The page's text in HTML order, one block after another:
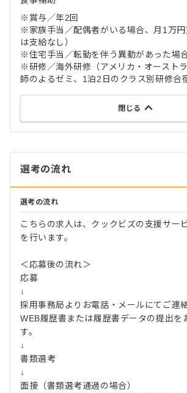
※賞与／年2回
※家族手当／配偶者がいる場合、月1万円
は支給なし）
※住宅手当／転勤を伴う異動があった場
※研修／海外研修（アメリカ・オースト
師のよるゼミ、1泊2日のクラス別研修合
閉じる
選考の流れ
選考の流れ
こちらの求人は、クックビズの支援サー
を行います。
＜応募後の流れ＞
応募
↓
採用事務局よりお電話・メールにてご連
WEB履歴書または履歴書データの提出を
す。
↓
書類選考
↓
面接（書類選考通過の場合）